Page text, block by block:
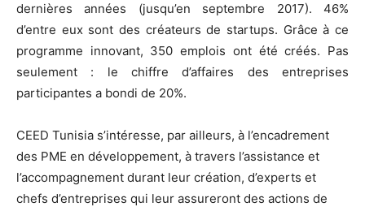
dernières années (jusqu’en septembre 2017). 46%
d’entre eux sont des créateurs de startups. Grâce à ce
programme innovant, 350 emplois ont été créés. Pas
seulement : le chiffre d’affaires des entreprises
participantes a bondi de 20%.
CEED Tunisia s’intéresse, par ailleurs, à l’encadrement
des PME en développement, à travers l’assistance et
l’accompagnement durant leur création, d’experts et
chefs d’entreprises qui leur assureront des actions de